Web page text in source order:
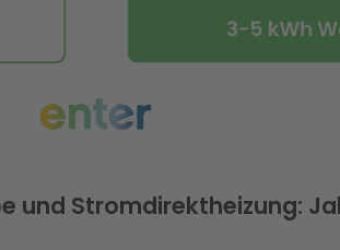
und Stromdirektheizung: